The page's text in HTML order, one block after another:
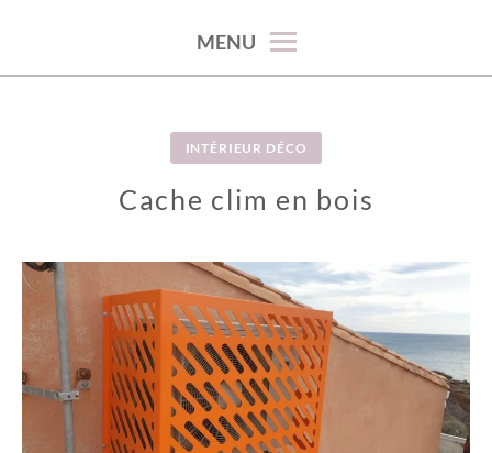
MENU
INTÉRIEUR DÉCO
Cache clim en bois